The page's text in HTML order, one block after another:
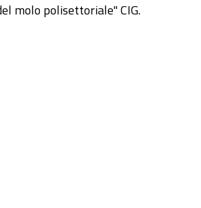
molo polisettoriale" CIG.